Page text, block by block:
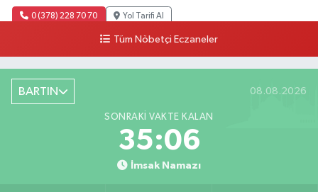
0 (378) 228 70 70 Yol Tarifi Al
Tüm Nöbetçi Eczaneler
BARTIN 08.08.2026
SONRAKI VAKTE KALAN
35:04
İmsak Namazı